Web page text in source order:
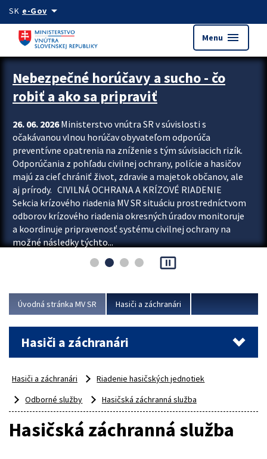
Preskocit na hlavný obsah
SK e-Govarrow_drop_down
Menu menu
Zastavit automatický posun upútavok
Nebezpečné horúčavy a sucho - čo
robiť a ako sa pripraviť
26. 06. 2026Ministerstvo vnútra SR v súvislosti s
očakávanou vlnou horúčav obyvateľom odporúča
preventívne opatrenia na zníženie s tým súvisiacich rizík.
Odporúčania z pohľadu civilnej ochrany, polície a hasičov
majú za cieľ chrániť život, zdravie a majetok občanov, ale
aj prírody. CIVILNÁ OCHRANA A KRÍZOVÉ RIADENIE
Sekcia krízového riadenia MV SR situáciu prostredníctvom
odborov krízového riadenia okresných úradov monitoruje
a koordinuje pripravenosť systému civilnej ochrany na
možné následky týchto...
pause_presentation
Úvodná stránka MV SR Hasiči a záchranári
Hasiči a záchranári
Hasiči a záchranári
Riadenie hasičských jednotiek
Odborné služby
Hasičská záchranná služba
Hasičská záchranná služba